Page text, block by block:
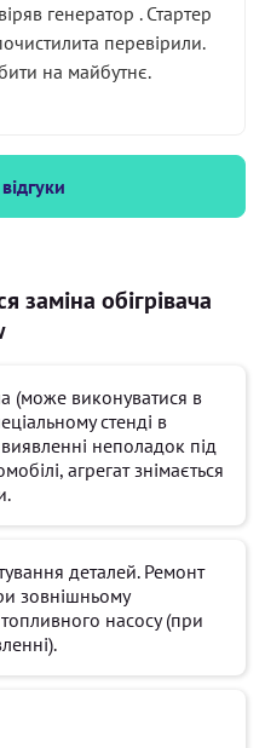
генератор . Стартер
перевірили.
на майбутнє.
заміна обігрівача
(може виконуватися в
стенді в
неполадок під
агрегат знімається
деталей. Ремонт
зовнішньому
насосу (при